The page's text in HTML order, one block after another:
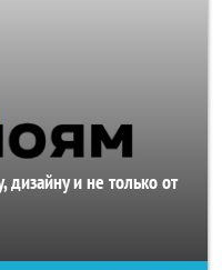
дизайну и не только от